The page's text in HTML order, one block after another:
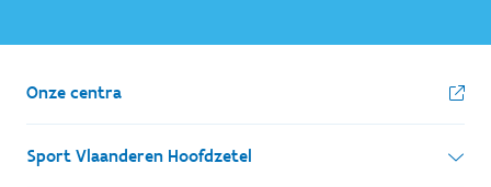
Onze centra
Sport Vlaanderen Hoofdzetel